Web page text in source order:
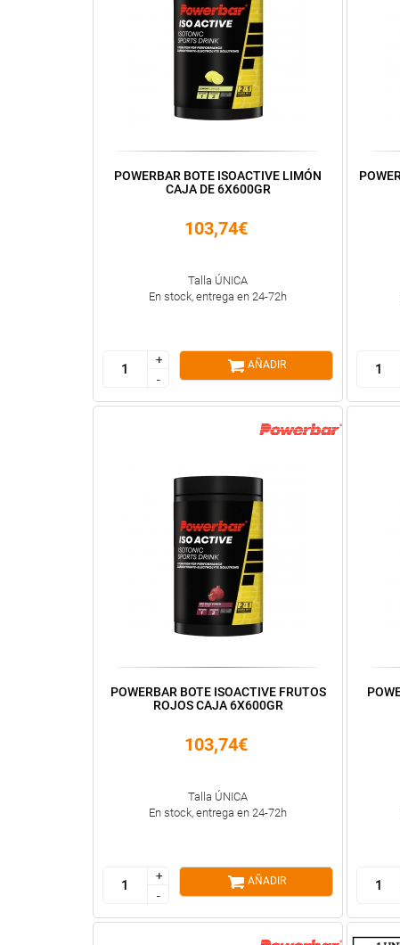
POWERBAR BOTE ISOACTIVE LIMÓN
CAJA DE 6X600GR
103,74€
Talla ÚNICA
En stock, entrega en 24-72h
+
-
+
-
AÑADIR
POWERBAR BOTE ISOACTIVE FRUTOS
ROJOS CAJA 6X600GR
103,74€
Talla ÚNICA
En stock, entrega en 24-72h
+
-
+
-
AÑADIR